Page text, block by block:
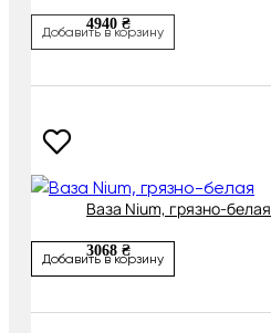
4940 ₴
Добавить в корзину
Ваза Nium, грязно-белая
3068 ₴
Добавить в корзину